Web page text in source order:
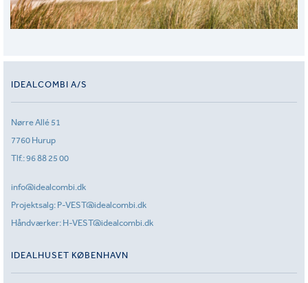
IDEALCOMBI A/S
Nørre Allé 51
7760 Hurup
Tlf.:96 88 25 00
info@idealcombi.dk
Projektsalg: P-VEST@idealcombi.dk
Håndværker: H-VEST@idealcombi.dk
IDEALHUSET KØBENHAVN